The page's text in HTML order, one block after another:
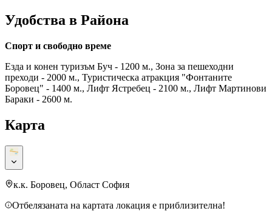
Удобства в Района
Спорт и свободно време
Езда и конен туризъм Буч - 1200 м., Зона за пешеходни
преходи - 2000 м., Туристическа атракция "Фонтаните
Боровец" - 1400 м., Лифт Ястребец - 2100 м., Лифт Мартинови
Бараки - 2600 м.
Карта
к.к. Боровец, Област София
Отбелязаната на картата локация е приблизителна!